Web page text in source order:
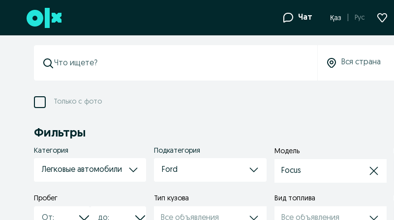
Перейти к нижнему колонтитулу Чат Қаз Рус
Только с фото
Фильтры
Категория
Легковые автомобили
Подкатегория
Ford
Модель
Focus
Пробег Тип кузова
Все объявления
Вид топлива
Все объявления